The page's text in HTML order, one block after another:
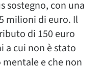
sostegno, con una
milioni di euro. Il
di 150 euro
a cui non è stato
e che non